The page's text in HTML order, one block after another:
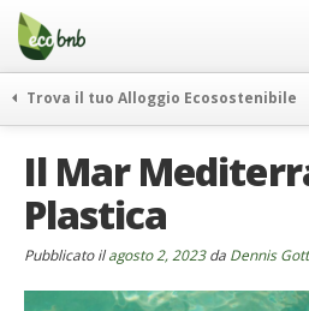
Menu
Salta
contenuto
Offerte Speciali
Regali
FAQ
Chi Siamo
Partner
Trova il tuo Alloggio Ecosostenibile
itinerari
curiosità
vivere e viaggiare verde
Il Mar
Plastica
Pubblicato ilagosto 2, 2023da Dennis